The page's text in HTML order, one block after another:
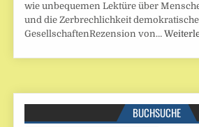
wie unbequemen Lektüre über
und die Zerbrechlichkeit
GesellschaftenRezension von…
BUCHSUCHE